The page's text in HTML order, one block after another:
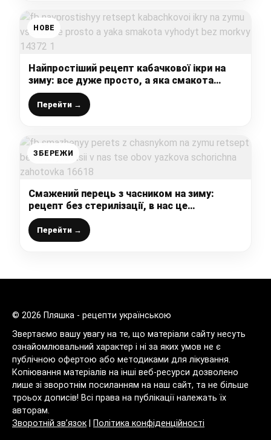
НОВЕ
Найпростіший рецепт кабачкової ікри на
зиму: все дуже просто, а яка смакота
виходить (без моркви)
Перейти →
ЗБЕРЕЖИ
Смажений перець з часником на зиму:
рецепт без стерилізації, в нас це
обов’язкова щорічна заготовка
Перейти →
© 2026 Пляшка - рецепти українською
Звертаємо вашу увагу на те, що матеріали сайту несуть
ознайомлювальний характер і ні за яких умов не є
публічною офертою або методиками для лікування.
Копіювання матеріалів на інші веб-ресурси дозволено
лише зі зворотнім посиланням на наш сайт, та не більше
троьох дописів! Всі права на публікації належать їх
авторам.
Зворотній зв’язок
Політика конфіденційності